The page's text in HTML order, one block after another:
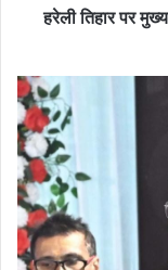
हरेली तिहार पर